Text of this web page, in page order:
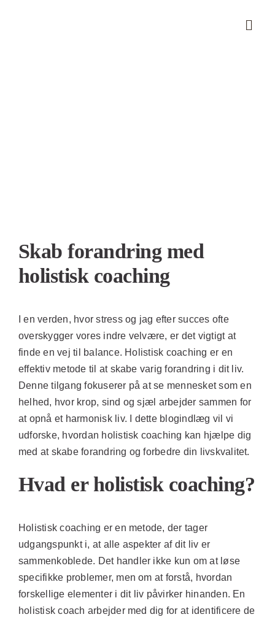
Skab forandring med
holistisk coaching
I en verden, hvor stress og jag efter succes ofte
overskygger vores indre velvære, er det vigtigt at
finde en vej til balance. Holistisk coaching er en
effektiv metode til at skabe varig forandring i dit liv.
Denne tilgang fokuserer på at se mennesket som en
helhed, hvor krop, sind og sjæl arbejder sammen for
at opnå et harmonisk liv. I dette blogindlæg vil vi
udforske, hvordan holistisk coaching kan hjælpe dig
med at skabe forandring og forbedre din livskvalitet.
Hvad er holistisk coaching?
Holistisk coaching er en metode, der tager
udgangspunkt i, at alle aspekter af dit liv er
sammenkoblede. Det handler ikke kun om at løse
specifikke problemer, men om at forstå, hvordan
forskellige elementer i dit liv påvirker hinanden. En
holistisk coach arbejder med dig for at identificere de